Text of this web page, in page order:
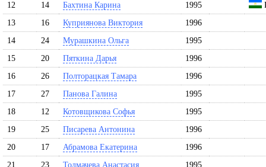
12
14 Бахтина Карина 1995
13
16 Куприянова Виктория
1996
14
24 Мурашкина Ольга
1995
15
20 Пяткина Дарья
1996
16
26 Полторацкая Тамара
1996
17
27 Панова Галина
1995
18
12 Котовщикова Софья
1995
19
25 Писарева Антонина
1996
20
17 Абрамова Екатерина
1996
21
23 Толмачева Анастасия
1995